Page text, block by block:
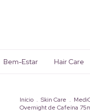
Bem-Estar Hair Care
Início . Skin Care .
Overnight de Cafeína